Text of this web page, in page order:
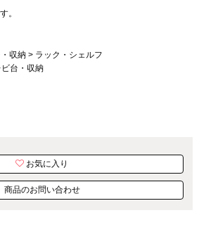
。
収納> ラック・シェルフ
ビ台・収納
お気に入り
商品のお問い合わせ